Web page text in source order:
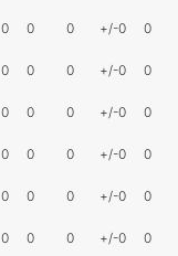
0 0 0 +/-0 0
0 0 0 +/-0 0
0 0 0 +/-0 0
0 0 0 +/-0 0
0 0 0 +/-0 0
0 0 0 +/-0 0